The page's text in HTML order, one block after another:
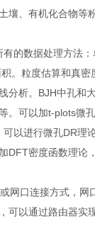
壤、有机化合物等
有的数据处理方法
。粒度估算和真密
分析。BJH中孔和
。可以加t-plots微
以进行微孔DR理
DFT密度函数理论
网口连接方式，网
可以通过路由器实